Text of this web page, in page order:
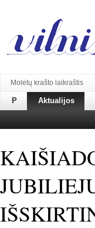
Molėtų krašto laikraštis
P Aktualijos